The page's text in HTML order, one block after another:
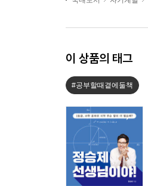
이 상품의 태그
#공부할때곁에둘책